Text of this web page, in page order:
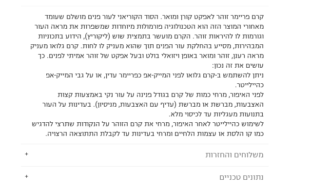
קרם פריימר זוהר לאפקט קורן ומואר. הסוד הקוריאני לעור פנים מושלם שעומד
מאחורי המוצר הזה הוא הטכנולוגיה פורמולות מיוחדות שמשפרות את מראה העור
וגורמות לו להיראות זוהר. הקרם מועשר בתמצית שוש (ליקוריץ), הידוע בתכוניות
המבהירות, מסייע בהחלקת עור הפנים תוך שהוא מעניק לו לחות. קרם גלואו מעניק
מראה רענן, זוהר ומואר באופן ויזואלי בולט ובעל אפקט של זוהר אמיתי לפנים. כך
עושים את זה נכון:
ניתן להשתמש ב-קרם גלואו לפני המייק-אפ כפריימר עדין, או על גבי המייק-אפ
כהיילייטר.
לפני האיפור, מרחי כמות של קרם בגודל פנינה על עור נקי באמצעות קצות
האצבעות, מברשת או מברשת (עדיף עם האצבעות, מניסיון). בעדינות על העור
בתנועות מעגליות עד לכיסוי מלא.
לשימוש כהיילייטר לאחר האיפור, מרחי את קרם הזוהר על הנקודות שתרצי להדגיש
כמו קו הלסת או עצמות הלחיים ומרחי בעדינות עד לקבלת התתוצאה הרצויה.
משלוחים והחזרות
לבחירת בשיטת המשלוח המתאימה לכם,
נתונים טכניים